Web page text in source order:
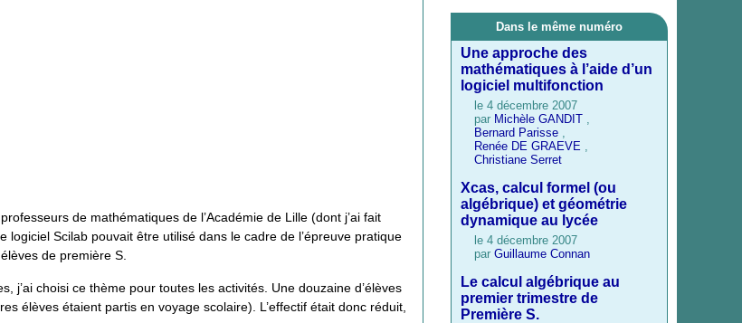
de mathématiques de l’Académie de Lille (dont j’ai fait
logiciel Scilab pouvait être utilisé dans le cadre de l’épreuve pratique
de première S.
j’ai choisi ce thème pour toutes les activités. Une douzaine d’élèves
élèves étaient partis en voyage scolaire). L’effectif était donc réduit,
Dans le même numéro
Une approche des
mathématiques à l’aide d’un
logiciel multifonction
le 4 décembre 2007
par Michèle GANDIT
Bernard Parisse
Renée DE GRAEVE
Christiane Serret
Xcas, calcul formel (ou
algébrique) et géométrie
dynamique au lycée
le 4 décembre 2007
par Guillaume Connan
Le calcul algébrique au
premier trimestre de
Première S.